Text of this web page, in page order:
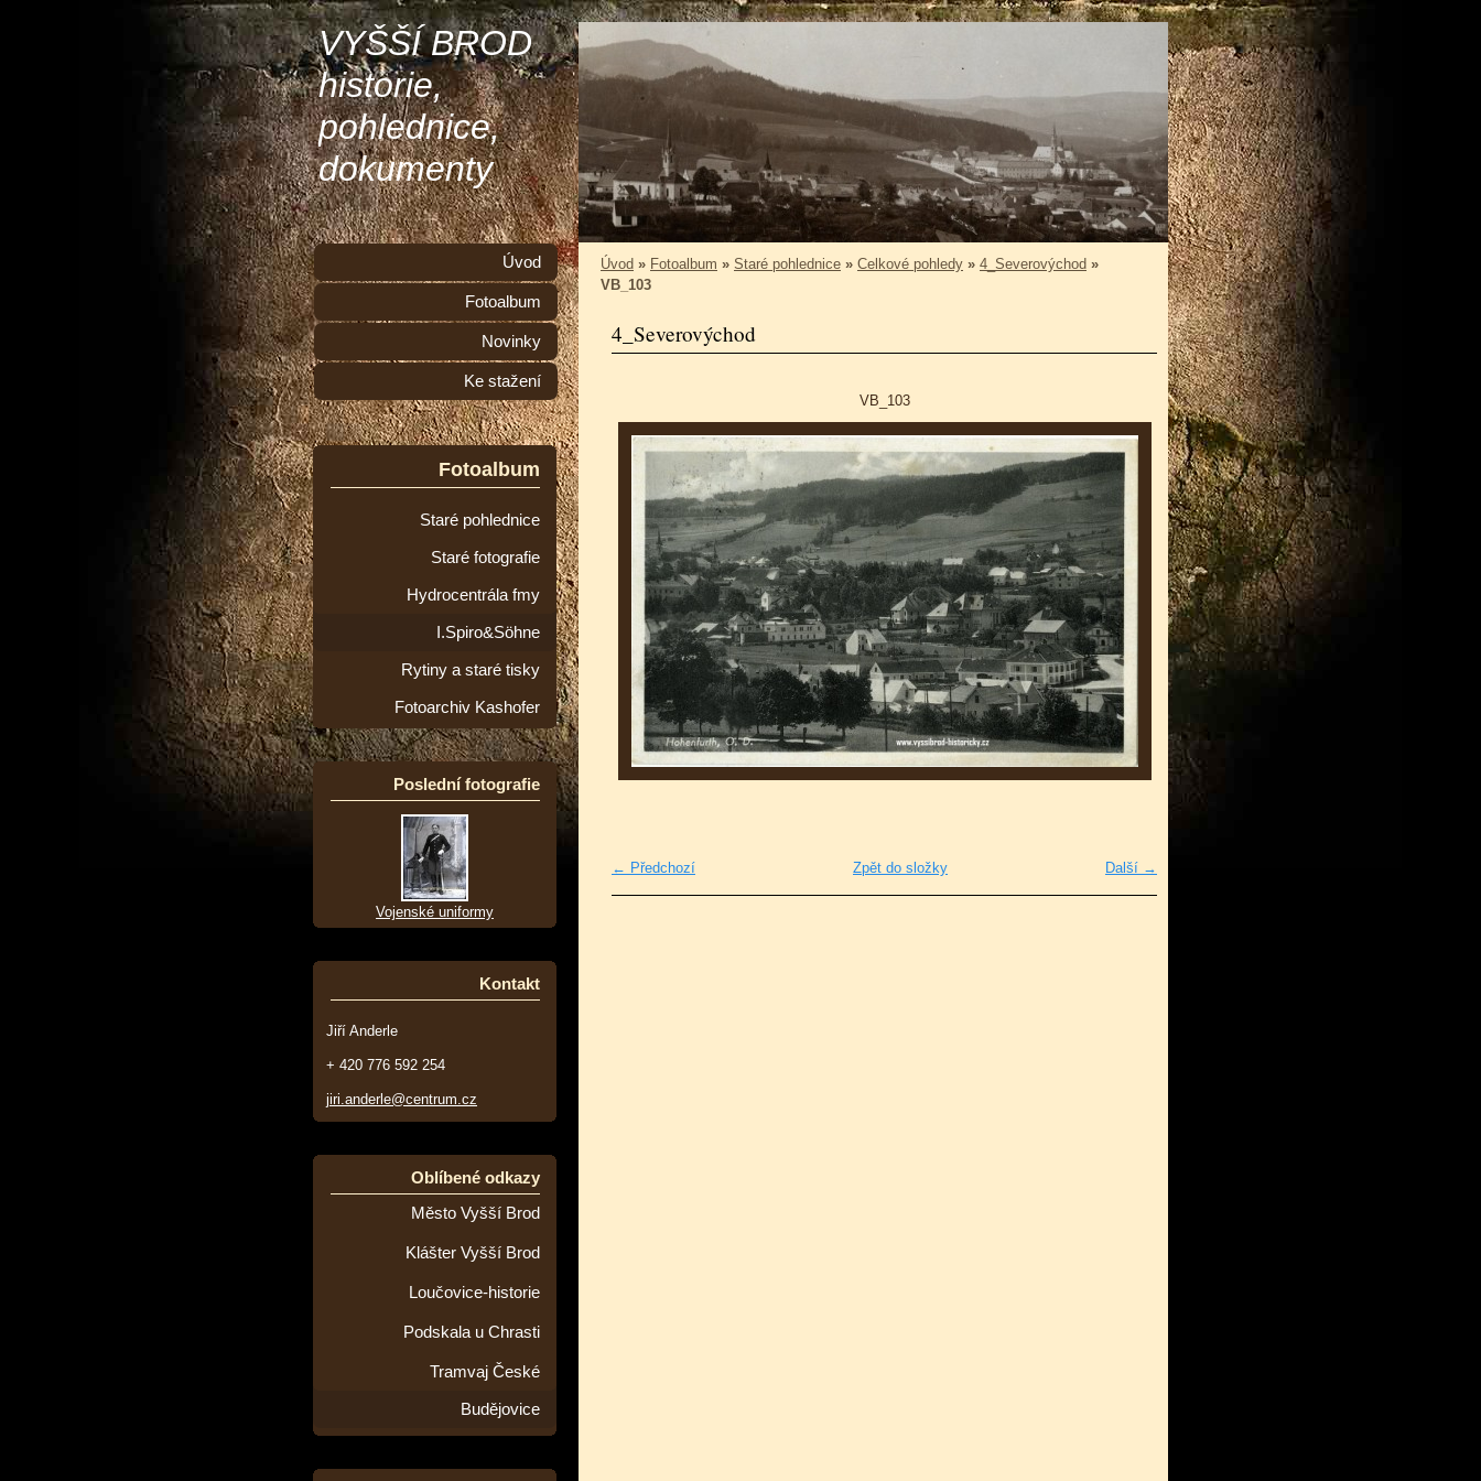
VYŠŠÍ BROD
historie,
pohlednice,
dokumenty
Úvod » Fotoalbum » Staré pohlednice » Celkové pohledy » 4_Severovýchod »
VB_103
4_Severovýchod
VB_103
← Předchozí Další →
Zpět do složky
Úvod
Fotoalbum
Novinky
Ke stažení
Fotoalbum
Staré pohlednice
Staré fotografie
Hydrocentrála fmy
I.Spiro&Söhne
Rytiny a staré tisky
Fotoarchiv Kashofer
Poslední fotografie
Vojenské uniformy
Kontakt
Jiří Anderle
+ 420 776 592 254
jiri.anderle@centrum.cz
Oblíbené odkazy
Město Vyšší Brod
Klášter Vyšší Brod
Loučovice-historie
Podskala u Chrasti
Tramvaj České
Budějovice